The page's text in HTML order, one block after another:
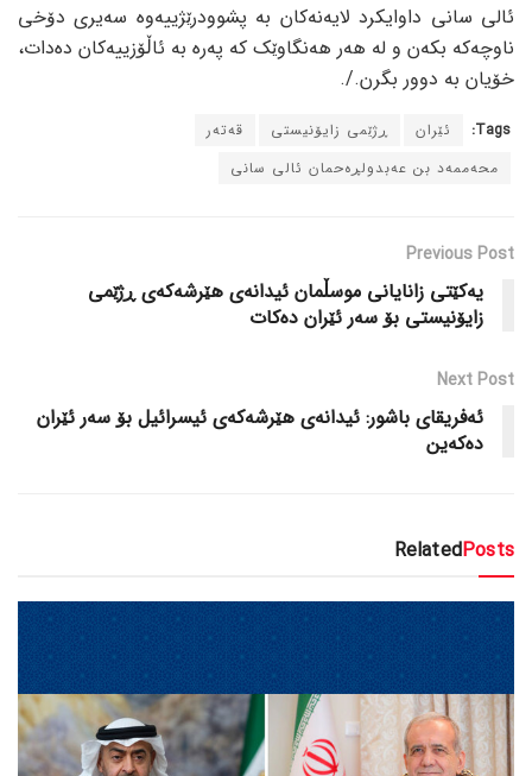
ئالی سانی داوایکرد لایەنەکان بە پشوودرێژییەوە سەیری دۆخی
ناوچەکە بکەن و لە هەر هەنگاوێک کە پەرە بە ئاڵۆزییەکان دەدات،
خۆیان بە دوور بگرن./.
Tags: ئێران ڕژێمی زایۆنیستی
قەتەر
محەممەد بن عەبدولڕەحمان ئالی سانی
Previous Post
یەکێتی زانایانی موسڵمان ئیدانەی هێرشەکەی ڕژێمی
زایۆنیستی بۆ سەر ئێران دەکات
Next Post
ئەفریقای باشور: ئیدانەی هێرشەکەی ئیسرائیل بۆ سەر ئێران
دەکەین
RelatedPosts